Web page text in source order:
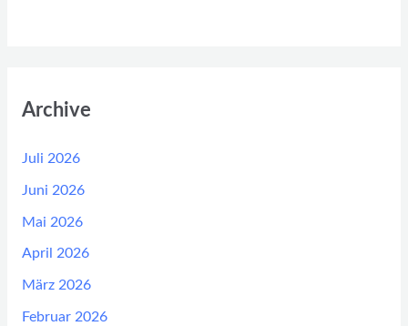
Archive
Juli 2026
Juni 2026
Mai 2026
April 2026
März 2026
Februar 2026